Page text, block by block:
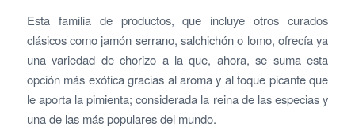
Esta familia de productos, que incluye otros curados
clásicos como jamón serrano, salchichón o lomo, ofrecía ya
una variedad de chorizo a la que, ahora, se suma esta
opción más exótica gracias al aroma y al toque picante que
le aporta la pimienta; considerada la reina de las especias y
una de las más populares del mundo.